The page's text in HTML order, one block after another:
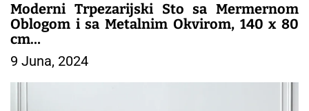
Moderni Trpezarijski Sto sa Mermernom
Oblogom i sa Metalnim Okvirom, 140 x 80
cm
– TRPEZARIJSKI NAMESTAJ
9 Juna, 2024